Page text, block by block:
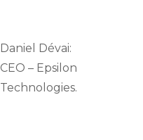
Daniel Dévai:
CEO – Epsilon
Technologies.